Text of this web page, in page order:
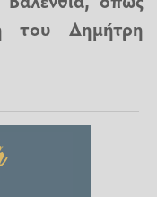
του Δημήτρη